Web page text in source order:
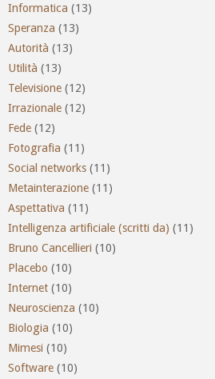
Informatica (13)
Speranza (13)
Autorità (13)
Utilità (13)
Televisione (12)
Irrazionale (12)
Fede (12)
Fotografia (11)
Social networks (11)
Metainterazione (11)
Aspettativa (11)
Intelligenza artificiale (scritti da) (11)
Bruno Cancellieri (10)
Placebo (10)
Internet (10)
Neuroscienza (10)
Biologia (10)
Mimesi (10)
Software (10)